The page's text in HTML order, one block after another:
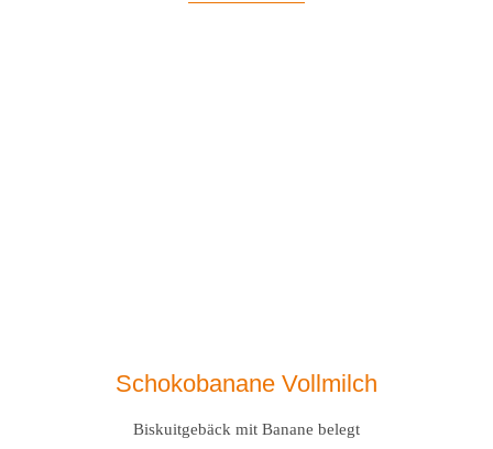
Schokobanane Vollmilch
Biskuitgebäck mit Banane belegt